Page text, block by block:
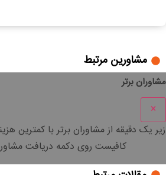
مشاورین مرتبط
مشاوران برتر
×
زیر یک دقیقه از مشاوران برتر باکمترین
کافیست روی دکمه دریافت